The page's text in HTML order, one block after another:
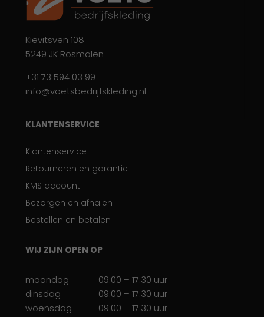
Kievitsven 108
5249 JK Rosmalen
+31 73 594 03 99
info@voetsbedrijfskleding.nl
KLANTENSERVICE
Klantenservice
Retourneren en garantie
KMS account
Bezorgen en afhalen
Bestellen en betalen
WIJ ZIJN OPEN OP
maandag
09:00 – 17:30 uur
dinsdag
09:00 – 17:30 uur
woensdag
09:00 – 17:30 uur